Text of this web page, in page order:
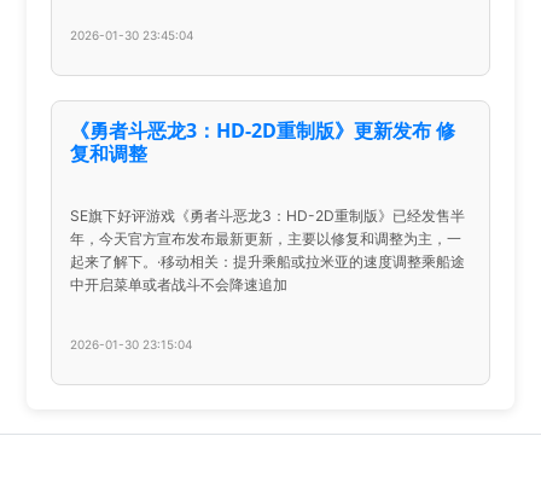
2026-01-30 23:45:04
《勇者斗恶龙3：HD-2D重制版》更新发布 修
复和调整
SE旗下好评游戏《勇者斗恶龙3：HD-2D重制版》已经发售半
年，今天官方宣布发布最新更新，主要以修复和调整为主，一
起来了解下。·移动相关：提升乘船或拉米亚的速度调整乘船途
中开启菜单或者战斗不会降速追加
2026-01-30 23:15:04